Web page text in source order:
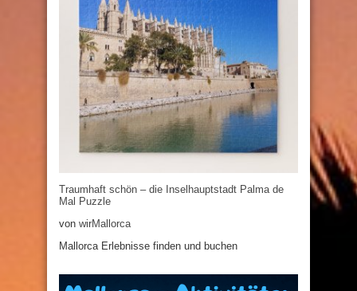
Traumhaft schön – die Inselhauptstadt Palma de
Mal Puzzle
von wirMallorca
Mallorca Erlebnisse finden und buchen